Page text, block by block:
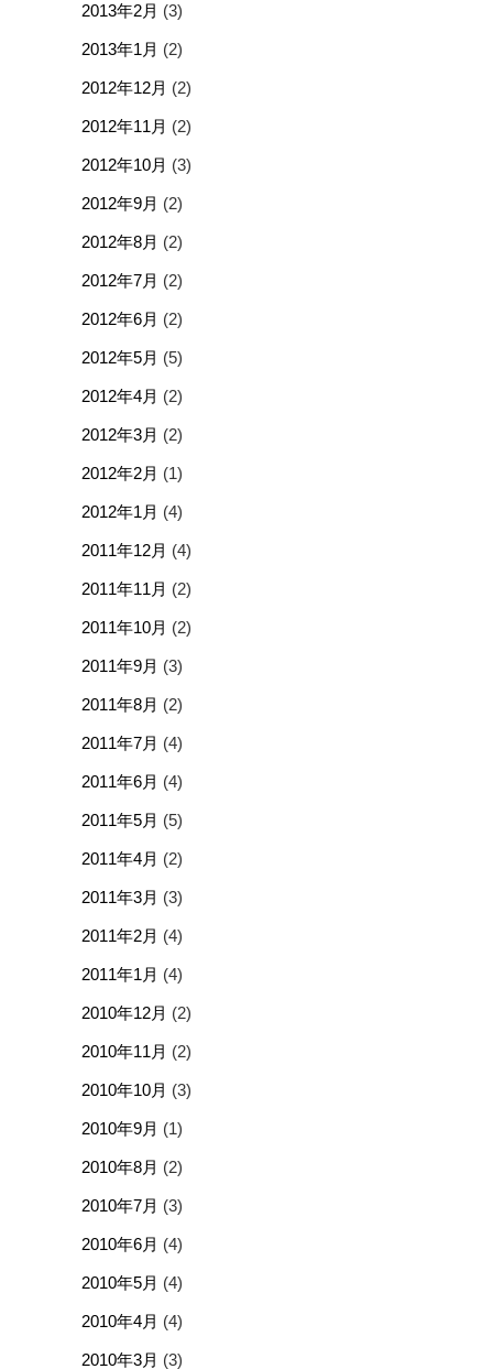
2013年2月 (3)
2013年1月 (2)
2012年12月 (2)
2012年11月 (2)
2012年10月 (3)
2012年9月 (2)
2012年8月 (2)
2012年7月 (2)
2012年6月 (2)
2012年5月 (5)
2012年4月 (2)
2012年3月 (2)
2012年2月 (1)
2012年1月 (4)
2011年12月 (4)
2011年11月 (2)
2011年10月 (2)
2011年9月 (3)
2011年8月 (2)
2011年7月 (4)
2011年6月 (4)
2011年5月 (5)
2011年4月 (2)
2011年3月 (3)
2011年2月 (4)
2011年1月 (4)
2010年12月 (2)
2010年11月 (2)
2010年10月 (3)
2010年9月 (1)
2010年8月 (2)
2010年7月 (3)
2010年6月 (4)
2010年5月 (4)
2010年4月 (4)
2010年3月 (3)